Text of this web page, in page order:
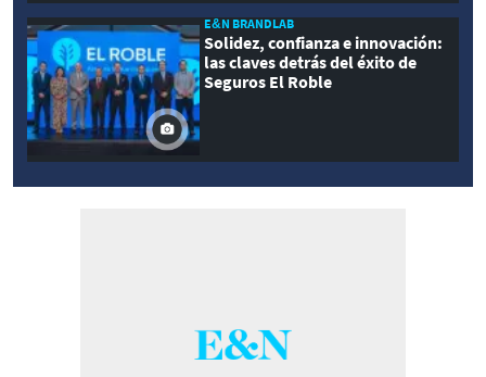
E&N BRANDLAB
Solidez, confianza e innovación:
las claves detrás del éxito de
Seguros El Roble